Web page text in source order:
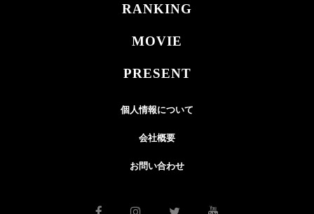
RANKING
MOVIE
PRESENT
個人情報について
会社概要
お問い合わせ